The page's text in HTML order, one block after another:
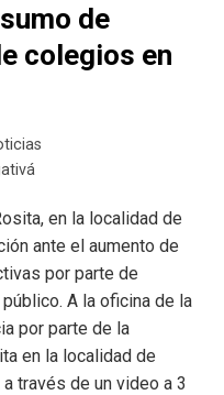
de
colegios en
en la localidad de
ante el aumento de
por parte de
A la oficina de la
por parte de la
en la localidad de
través de un video a 3